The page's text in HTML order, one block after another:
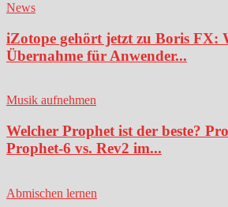
News
iZotope gehört jetzt zu Boris FX:
Übernahme für Anwender...
Musik aufnehmen
Welcher Prophet ist der beste?
Prophet-6 vs. Rev2 im...
Abmischen lernen